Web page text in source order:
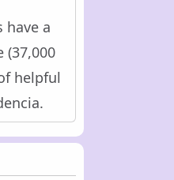
have a
(37,000
helpful